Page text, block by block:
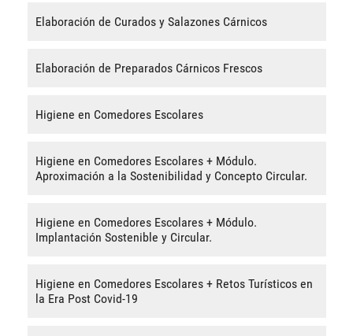
Elaboración de Curados y Salazones Cárnicos
Elaboración de Preparados Cárnicos Frescos
Higiene en Comedores Escolares
Higiene en Comedores Escolares + Módulo.
Aproximación a la Sostenibilidad y Concepto Circular.
Higiene en Comedores Escolares + Módulo.
Implantación Sostenible y Circular.
Higiene en Comedores Escolares + Retos Turísticos en
la Era Post Covid-19